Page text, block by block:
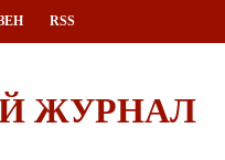
RSS
ЖУРНАЛ